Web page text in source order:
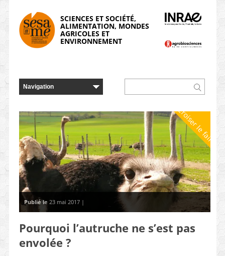
SCIENCES ET SOCIÉTÉ,
ALIMENTATION, MONDES
AGRICOLES ET
ENVIRONNEMENT
Croiser le faire
Publié le 23 mai 2017 |
Pourquoi l’autruche ne s’est pas
envolée ?